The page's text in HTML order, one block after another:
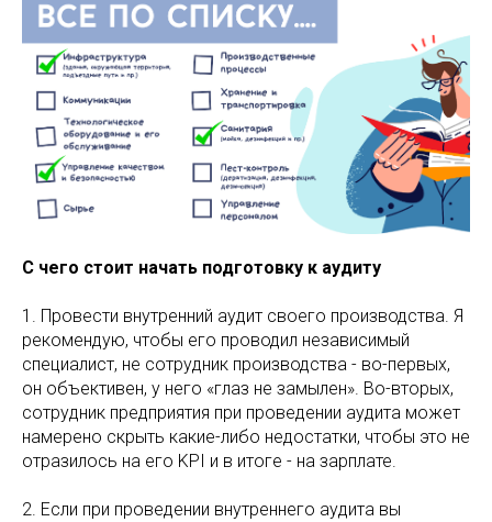
С чего стоит начать подготовку к аудиту
1. Провести внутренний аудит своего производства. Я
рекомендую, чтобы его проводил независимый
специалист, не сотрудник производства - во-первых,
он объективен, у него «глаз не замылен». Во-вторых,
сотрудник предприятия при проведении аудита может
намерено скрыть какие-либо недостатки, чтобы это не
отразилось на его KPI и в итоге - на зарплате.
2. Если при проведении внутреннего аудита вы